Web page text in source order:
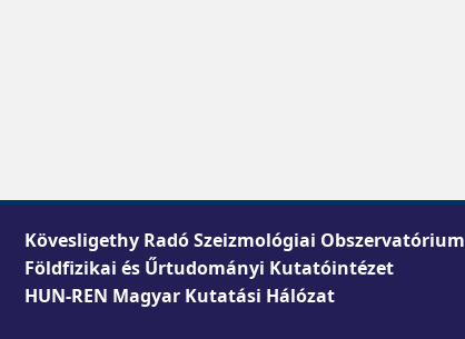
Kövesligethy Radó Szeizmológiai Obszervatórium
Földfizikai és Űrtudományi Kutatóintézet
HUN-REN Magyar Kutatási Hálózat